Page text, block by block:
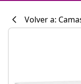
Volver a: